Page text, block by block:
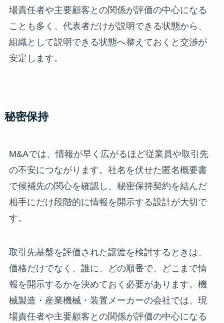
場責任者や主要顧客との関係が評価の中心になる
ことも多く、代表者だけが説明できる状態から、
組織として説明できる状態へ整えておくと交渉が
安定します。
秘密保持
M&Aでは、情報が早く広がるほど従業員や取引先
の不安につながります。社名を伏せた匿名概要書
で候補先の関心を確認し、秘密保持契約を結んだ
相手にだけ段階的に情報を開示する設計が大切で
す。
取引先基盤を評価された譲渡を検討するときは、
価格だけでなく、誰に、どの順番で、どこまで情
報を開示するかを決めておく必要があります。機
械製造・産業機械・装置メーカーの会社では、現
場責任者や主要顧客との関係が評価の中心になる